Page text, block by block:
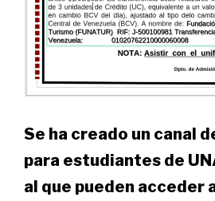
Se ha creado un canal
para estudiantes de
al que pueden acceder